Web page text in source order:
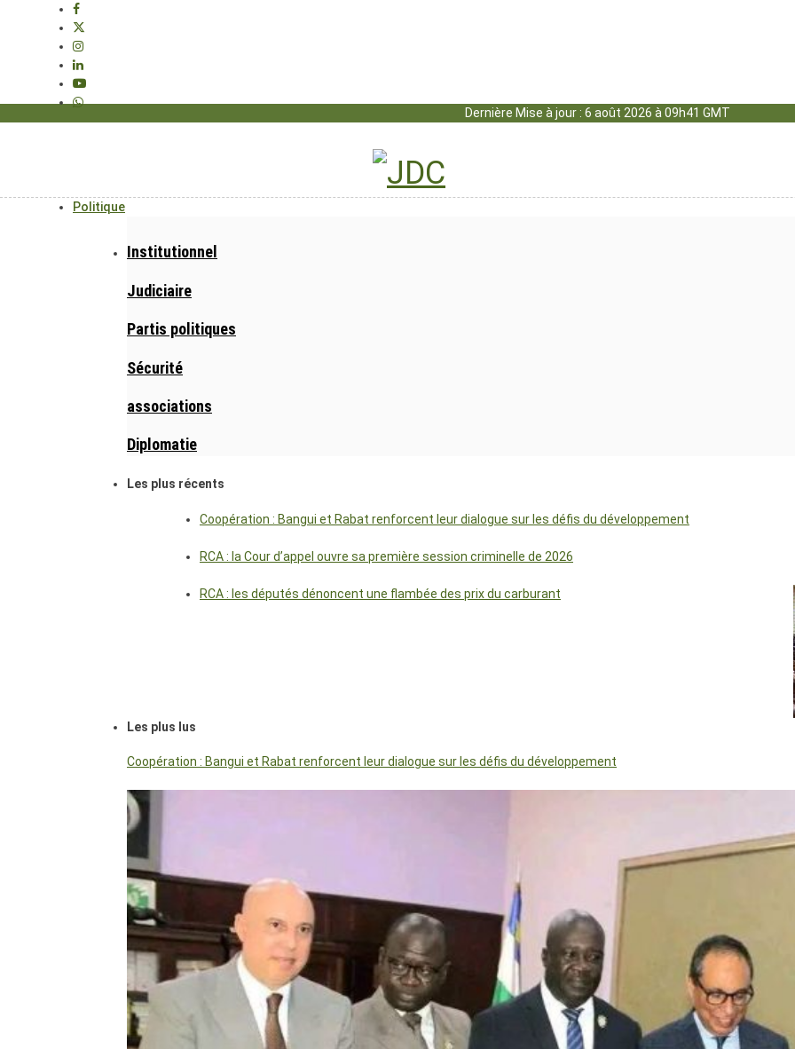
Dernière Mise à jour : 6 août 2026 à 09h41 GMT
Politique
Institutionnel
Judiciaire
Partis politiques
Sécurité
associations
Diplomatie
Les plus récents
Coopération : Bangui et Rabat renforcent leur dialogue sur les défis du développement
RCA : la Cour d’appel ouvre sa première session criminelle de 2026
RCA : les députés dénoncent une flambée des prix du carburant
Les plus lus
Coopération : Bangui et Rabat renforcent leur dialogue sur les défis du développement